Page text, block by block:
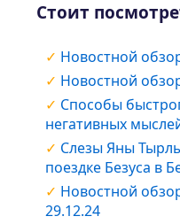
Стоит
Новостной
Новостной
Способы
негативных
Слезы Яны
поездке Безуса в
Новостной
29.12.24